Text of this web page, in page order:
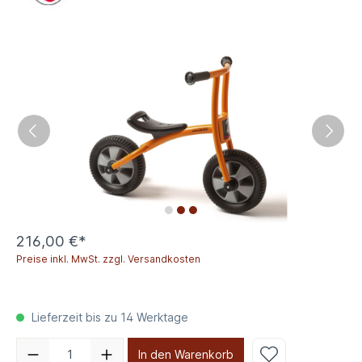
216,00 €*
Preise inkl. MwSt. zzgl. Versandkosten
Lieferzeit bis zu 14 Werktage
In den Warenkorb